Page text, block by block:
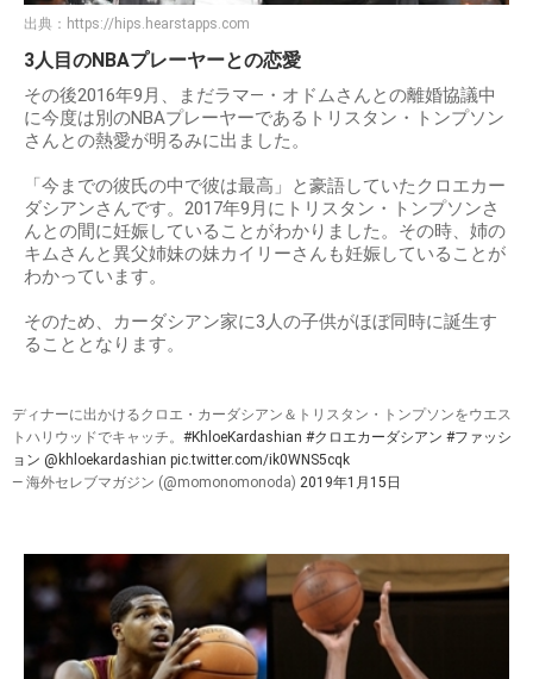
出典： https://hips.hearstapps.com
3人目のNBAプレーヤーとの恋愛
その後2016年9月、まだラマ―・オドムさんとの離婚協議中
に今度は別のNBAプレーヤーであるトリスタン・トンプソン
さんとの熱愛が明るみに出ました。
「今までの彼氏の中で彼は最高」と豪語していたクロエカー
ダシアンさんです。2017年9月にトリスタン・トンプソンさ
んとの間に妊娠していることがわかりました。その時、姉の
キムさんと異父姉妹の妹カイリーさんも妊娠していることが
わかっています。
そのため、カーダシアン家に3人の子供がほぼ同時に誕生す
ることとなります。
ディナーに出かけるクロエ・カーダシアン＆トリスタン・トンプソンをウエス
トハリウッドでキャッチ。 #KhloeKardashian #クロエカーダシアン #ファッシ
ョン @khloekardashian pic.twitter.com/ik0WNS5cqk
— 海外セレブマガジン (@momonomonoda) 2019年1月15日